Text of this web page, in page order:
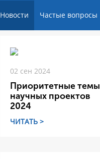
Новости Частые вопросы
02 сен 2024
Приоритетные темы
научных проектов
2024
ЧИТАТЬ >